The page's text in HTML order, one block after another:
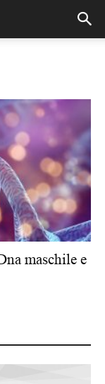
maschile e